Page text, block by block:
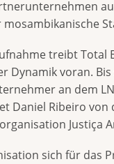
treibt Total
Dynamik voran.
an dem
Daniel Ribeiro von
Justiça
sich für das